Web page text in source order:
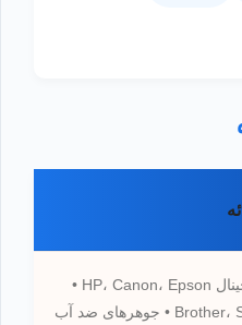
• کارتریج اورجینال HP، Canon، Epson •
تونر Brother، Samsung • جوهرهای ضد آب